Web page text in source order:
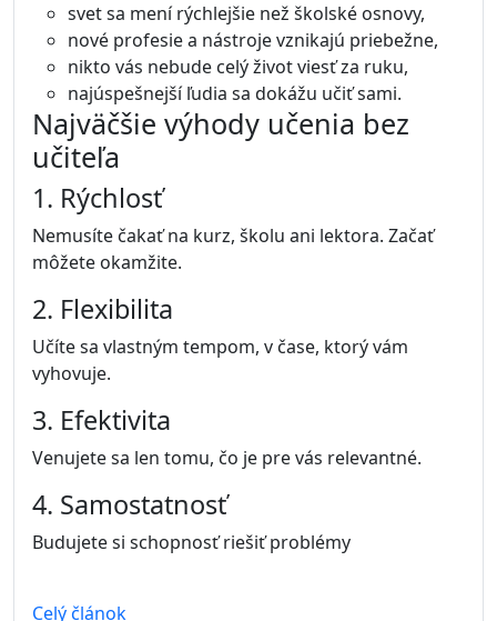
svet sa mení rýchlejšie než školské osnovy,
nové profesie a nástroje vznikajú priebežne,
nikto vás nebude celý život viesť za ruku,
najúspešnejší ľudia sa dokážu učiť sami.
Najväčšie výhody učenia bez
učiteľa
1. Rýchlosť
Nemusíte čakať na kurz, školu ani lektora. Začať
môžete okamžite.
2. Flexibilita
Učíte sa vlastným tempom, v čase, ktorý vám
vyhovuje.
3. Efektivita
Venujete sa len tomu, čo je pre vás relevantné.
4. Samostatnosť
Budujete si schopnosť riešiť problémy
Celý článok